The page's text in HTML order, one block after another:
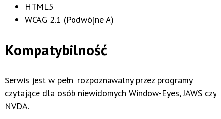
HTML5
WCAG 2.1 (Podwójne A)
Kompatybilność
Serwis jest w pełni rozpoznawalny przez programy
czytające dla osób niewidomych Window-Eyes, JAWS czy
NVDA.